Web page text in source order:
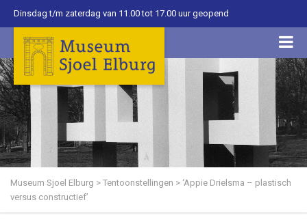
Dinsdag t/m zaterdag van 11.00 tot 17.00 uur geopend
Museum Sjoel Elburg > Tentoonstellingen > ‘Appie Drielsma – plastisch
versus constructief’